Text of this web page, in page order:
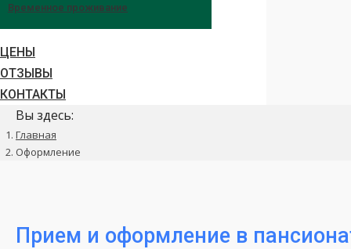
Временное проживание
ЦЕНЫ
ОТЗЫВЫ
КОНТАКТЫ
Вы здесь:
Главная
Оформление
Прием и оформление в